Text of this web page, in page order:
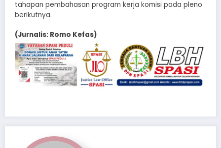
tahapan pembahasan program kerja komisi pada pleno
berikutnya.
(Jurnalis: Romo Kefas)